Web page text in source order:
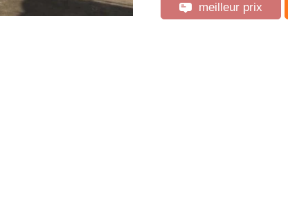
meilleur prix